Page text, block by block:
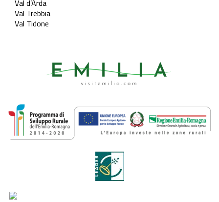
Val d’Arda
Val Trebbia
Val Tidone